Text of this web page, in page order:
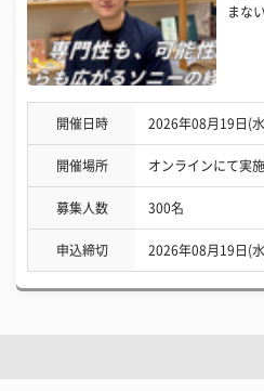
まな
開催日時 2026年08月19日(
開催場所 オンラインにて実施
募集人数 300名
申込締切 2026年08月19日(